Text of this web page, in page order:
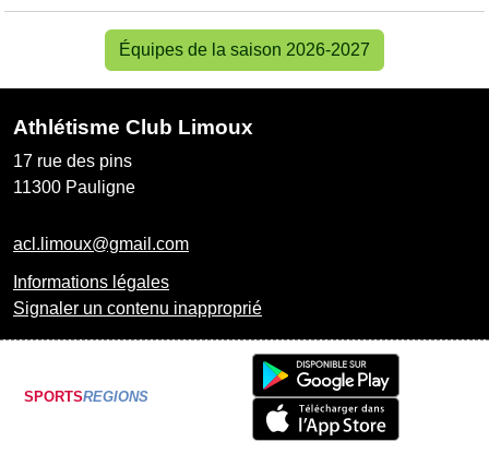
Équipes de la saison 2026-2027
Athlétisme Club Limoux
17 rue des pins
11300 Pauligne
acl.limoux@gmail.com
Informations légales
Signaler un contenu inapproprié
SPORTSREGIONS